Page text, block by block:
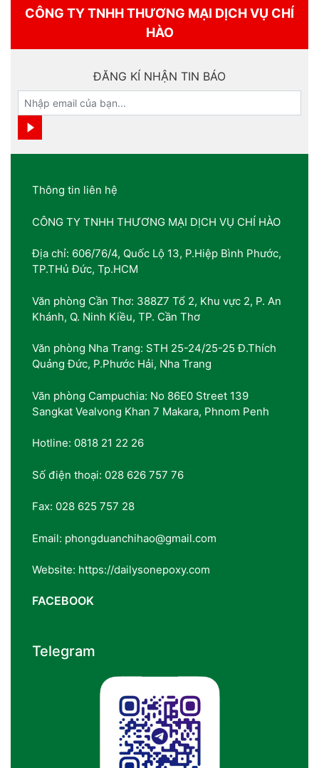
CÔNG TY TNHH THƯƠNG MẠI DỊCH VỤ CHÍ
HÀO
ĐĂNG KÍ NHẬN TIN BÁO
Thông tin liên hệ
CÔNG TY TNHH THƯƠNG MẠI DỊCH VỤ CHÍ HÀO
Địa chỉ: 606/76/4, Quốc Lộ 13, P.Hiệp Bình Phước,
TP.THủ Đức, Tp.HCM
Văn phòng Cần Thơ: 388Z7 Tổ 2, Khu vực 2, P. An
Khánh, Q. Ninh Kiều, TP. Cần Thơ
Văn phòng Nha Trang: STH 25-24/25-25 Đ.Thích
Quảng Đức, P.Phước Hải, Nha Trang
Văn phòng Campuchia: No 86E0 Street 139
Sangkat Vealvong Khan 7 Makara, Phnom Penh
Hotline: 0818 21 22 26
Số điện thoại: 028 626 757 76
Fax: 028 625 757 28
Email: phongduanchihao@gmail.com
Website: https://dailysonepoxy.com
FACEBOOK
Telegram